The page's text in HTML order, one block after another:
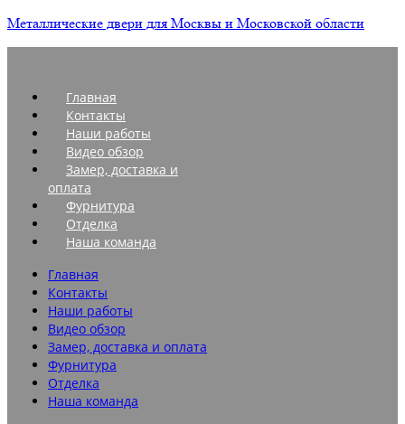
Металлические двери для Москвы и Московской области
Главная
Контакты
Наши работы
Видео обзор
Замер, доставка и
оплата
Фурнитура
Отделка
Наша команда
Главная
Контакты
Наши работы
Видео обзор
Замер, доставка и оплата
Фурнитура
Отделка
Наша команда